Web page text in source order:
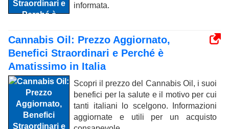
informata.
Cannabis Oil: Prezzo Aggiornato,
Benefici Straordinari e Perché è
Amatissimo in Italia
Scopri il prezzo del Cannabis Oil, i suoi
benefici per la salute e il motivo per cui
tanti italiani lo scelgono. Informazioni
aggiornate e utili per un acquisto